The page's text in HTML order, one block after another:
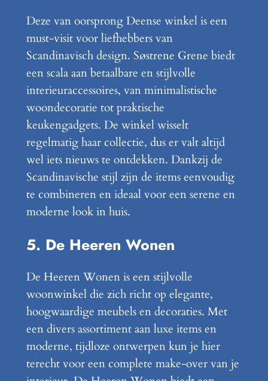
Deze van oorsprong Deense winkel is een
must-visit voor liefhebbers van
Scandinavisch design. Søstrene Grene biedt
een scala aan betaalbare en stijlvolle
interieuraccessoires, van minimalistische
woondecoratie tot praktische
keukengadgets. De winkel wisselt
regelmatig haar collectie, dus er valt altijd
wel iets nieuws te ontdekken. Dankzij de
Scandinavische stijl zijn de items eenvoudig
te combineren en ideaal voor een serene en
moderne look in huis.
5. De Heeren Wonen
De Heeren Wonen is een stijlvolle
woonwinkel die zich richt op elegante,
hoogwaardige meubels en decoraties. Met
een divers assortiment aan luxe items en
moderne, tijdloze ontwerpen kun je hier
terecht voor een complete make-over van je